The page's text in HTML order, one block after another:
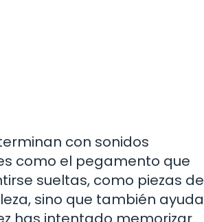
con sonidos
como el pegamento que
sueltas, como piezas de
sino que también ayuda